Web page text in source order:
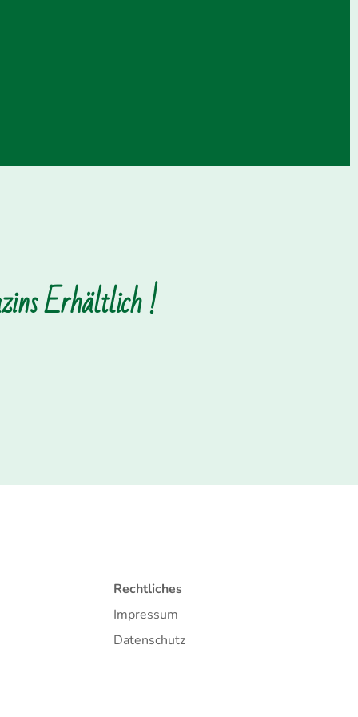
Erhältlich !
Rechtliches
Impressum
Datenschutz